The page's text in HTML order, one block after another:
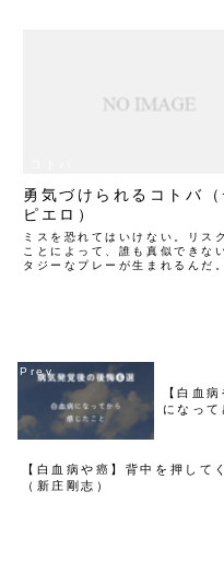
勇気づけられるコトバ（
ピエロ）
ミスを恐れてはいけない。リス
ことによって、誰も真似できな
タジーなプレーが生まれるんだ
【白血
になって
【白血病や癌】背中を押して
（新庄剛志）